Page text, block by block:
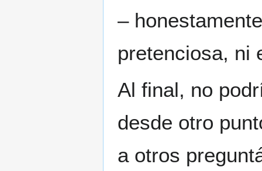
–
pretenciosa, ni
Al final, no
desde otro
a otros